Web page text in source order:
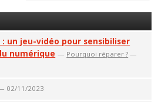
: un jeu-vidéo pour sensibiliser
numérique — Pourquoi réparer ? —
02/11/2023